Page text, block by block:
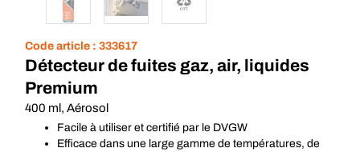
Code article : 333617
Détecteur de fuites gaz, air, liquides
Premium
400 ml, Aérosol
Facile à utiliser et certifié par le DVGW
Efficace dans une large gamme de températures, de